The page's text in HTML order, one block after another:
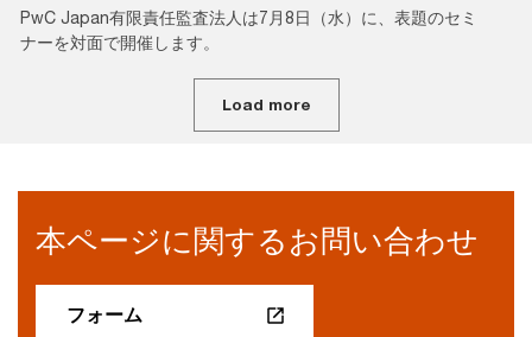
PwC Japan有限責任監査法人は7月8日（水）に、表題のセミ
ナーを対面で開催します。
Load more
本ページに関するお問い合わせ
フォーム